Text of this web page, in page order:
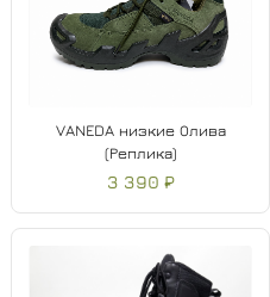
VANEDA низкие Олива
(Реплика)
3 390 ₽